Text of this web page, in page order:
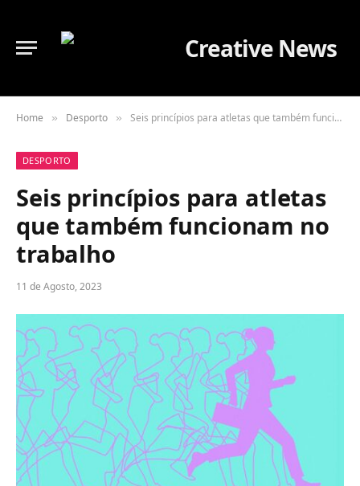
Home » Desporto » Seis princípios para atletas que também funcionam no trabalho
DESPORTO
Seis princípios para atletas
que também funcionam no
trabalho
11 de Agosto, 2023